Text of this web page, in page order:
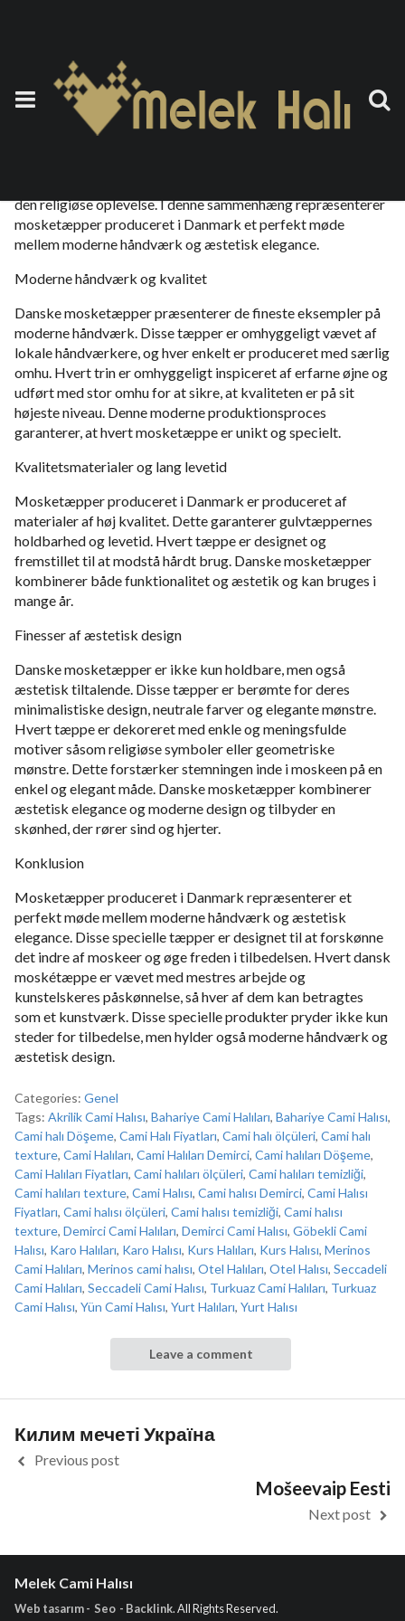
Moske Tæppe Danmark
6 Ekim 2023 by teoman
den religiøse oplevelse. I denne sammenhæng repræsenterer
mosketæpper produceret i Danmark et perfekt møde
mellem moderne håndværk og æstetisk elegance.
Moderne håndværk og kvalitet
Danske mosketæpper præsenterer de fineste eksempler på
moderne håndværk. Disse tæpper er omhyggeligt vævet af
lokale håndværkere, og hver enkelt er produceret med særlig
omhu. Hvert trin er omhyggeligt inspiceret af erfarne øjne og
udført med stor omhu for at sikre, at kvaliteten er på sit
højeste niveau. Denne moderne produktionsproces
garanterer, at hvert mosketæppe er unikt og specielt.
Kvalitetsmaterialer og lang levetid
Mosketæpper produceret i Danmark er produceret af
materialer af høj kvalitet. Dette garanterer gulvtæppernes
holdbarhed og levetid. Hvert tæppe er designet og
fremstillet til at modstå hårdt brug. Danske mosketæpper
kombinerer både funktionalitet og æstetik og kan bruges i
mange år.
Finesser af æstetisk design
Danske mosketæpper er ikke kun holdbare, men også
æstetisk tiltalende. Disse tæpper er berømte for deres
minimalistiske design, neutrale farver og elegante mønstre.
Hvert tæppe er dekoreret med enkle og meningsfulde
motiver såsom religiøse symboler eller geometriske
mønstre. Dette forstærker stemningen inde i moskeen på en
enkel og elegant måde. Danske mosketæpper kombinerer
æstetisk elegance og moderne design og tilbyder en
skønhed, der rører sind og hjerter.
Konklusion
Mosketæpper produceret i Danmark repræsenterer et
perfekt møde mellem moderne håndværk og æstetisk
elegance. Disse specielle tæpper er designet til at forskønne
det indre af moskeer og øge freden i tilbedelsen. Hvert dansk
moskétæppe er vævet med mestres arbejde og
kunstelskeres påskønnelse, så hver af dem kan betragtes
som et kunstværk. Disse specielle produkter pryder ikke kun
steder for tilbedelse, men hylder også moderne håndværk og
æstetisk design.
Categories: Genel
Tags: Akrilik Cami Halısı, Bahariye Cami Halıları, Bahariye Cami Halısı,
Cami halı Döşeme, Cami Halı Fiyatları, Cami halı ölçüleri, Cami halı
texture, Cami Halıları, Cami Halıları Demirci, Cami halıları Döşeme,
Cami Halıları Fiyatları, Cami halıları ölçüleri, Cami halıları temizliği,
Cami halıları texture, Cami Halısı, Cami halısı Demirci, Cami Halısı
Fiyatları, Cami halısı ölçüleri, Cami halısı temizliği, Cami halısı
texture, Demirci Cami Halıları, Demirci Cami Halısı, Göbekli Cami
Halısı, Karo Halıları, Karo Halısı, Kurs Halıları, Kurs Halısı, Merinos
Cami Halıları, Merinos cami halısı, Otel Halıları, Otel Halısı, Seccadeli
Cami Halıları, Seccadeli Cami Halısı, Turkuaz Cami Halıları, Turkuaz
Cami Halısı, Yün Cami Halısı, Yurt Halıları, Yurt Halısı
Leave a comment
Килим мечеті Україна
Previous post
Mošeevaip Eesti
Next post
Melek Cami Halısı
Web tasarım - Seo - Backlink. All Rights Reserved.